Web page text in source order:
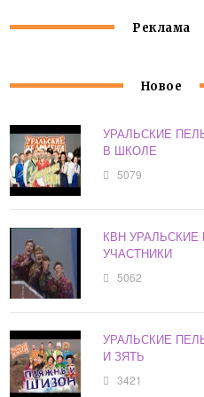
Реклама
Новое
УРАЛЬСКИЕ
В ШКОЛЕ
5079
КВН
УЧАСТНИКИ
5062
УРАЛЬСКИЕ
И ЗЯТЬ
3421